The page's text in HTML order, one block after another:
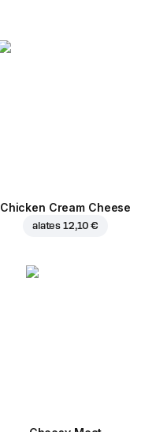
Chicken Cream Cheese
alates 12,10 €